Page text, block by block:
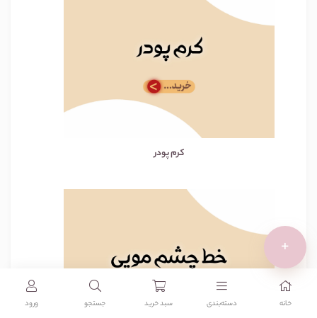
کرم پودر
+
خانه دسته‌بندی‌ سبد خرید جستجو ورود